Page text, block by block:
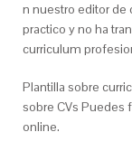
n nuestro editor de
practico y no ha
curriculum
Plantilla sobre
sobre CVs Puedes
online.